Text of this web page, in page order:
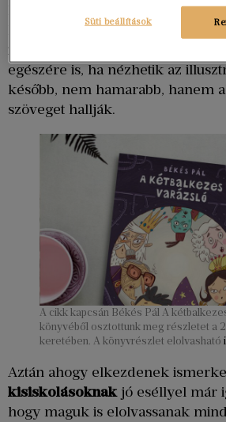
követésére, ha nem azt a képet
könyvben, amiről épp mesél a
inkább tudnak figyelni a
egészére is, ha nézhetik az
később, nem hamarabb, hanem
szöveget hallják.
A cikk kapcsán Békés Pál A
könyvéből osztottunk meg részletet a
keretében. A könyvrészlet elolvasható
Aztán ahogy elkezdenek
kisiskolásoknakjó eséllyel már
hogy maguk is elolvassanak
Süti beállítások